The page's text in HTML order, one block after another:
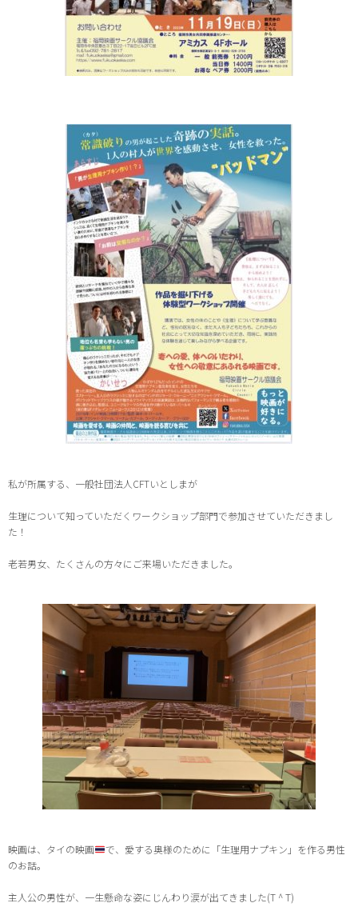
私が所属する、一般社団法人CFTいとしまが
生理について知っていただくワークショップ部門で参加させていただきまし
た！
老若男女、たくさんの方々にご来場いただきました。
映画は、タイの映画 で、 愛する奥様のために「生理用ナプキン」を作る男性
のお話。
主人公の男性が、一生懸命な姿にじんわり涙が出てきました(T ^ T)